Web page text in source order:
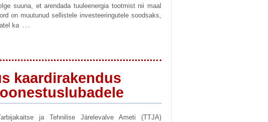
suuna, et arendada tuuleenergia tootmist nii maal
on muutunud sellistele investeeringutele soodsaks,
ka …
kaardirakendus
ja Tehnilise Järelevalve Ameti (TTJA)